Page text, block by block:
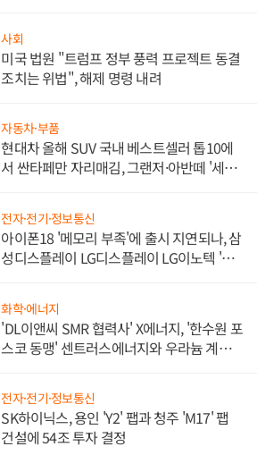
사회
미국 법원 "트럼프 정부 풍력 프로젝트 동결
조치는 위법", 해제 명령 내려
자동차·부품
현대차 올해 SUV 국내 베스트셀러 톱10에
서 싼타페만 자리매김, 그랜저·아반떼 '세단
전자·전기·정보통신
아이폰18 '메모리 부족'에 출시 지연되나, 삼
성디스플레이 LG디스플레이 LG이노텍 '탈
화학·에너지
'DL이앤씨 SMR 협력사' X에너지, '한수원 포
스코 동맹' 센트러스에너지와 우라늄 계약
전자·전기·정보통신
SK하이닉스, 용인 'Y2' 팹과 청주 'M17' 팹
건설에 54조 투자 결정